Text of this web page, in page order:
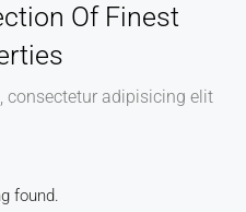
Of Finest
consectetur adipisicing elit
found.